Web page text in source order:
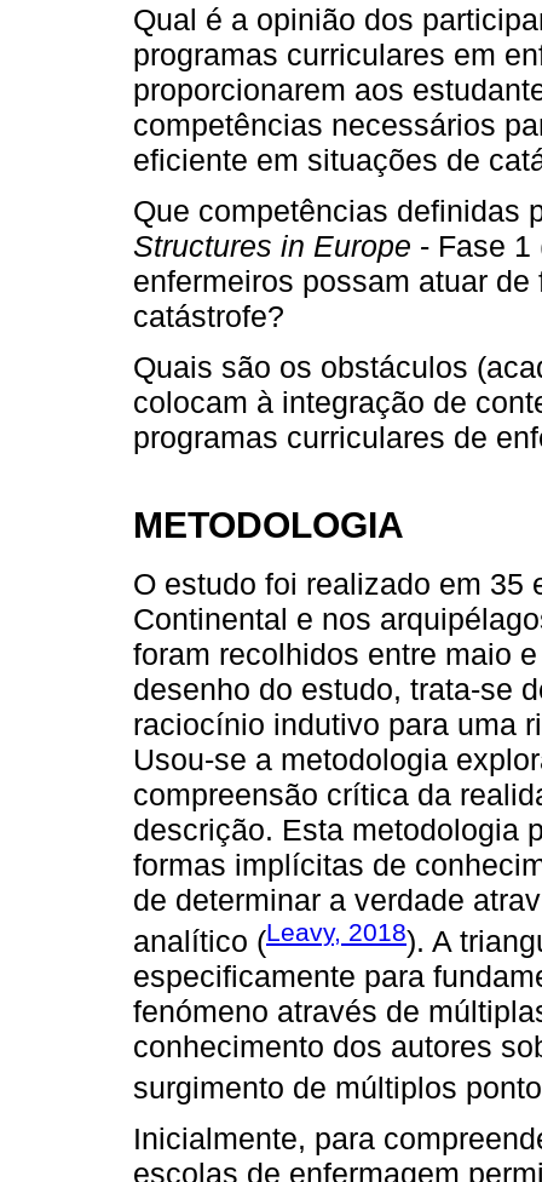
Qual é a opinião dos
programas curriculares em
proporcionarem aos
competências necessários
eficiente em situações de
Que competências definidas
Structures in Europe - Fase 1
enfermeiros possam atuar
catástrofe?
Quais são os obstáculos
colocam à integração de
programas curriculares de
METODOLOGIA
O estudo foi realizado em 35
Continental e nos
foram recolhidos entre maio
desenho do estudo, trata-se
raciocínio indutivo para uma
Usou-se a metodologia
compreensão crítica da
descrição. Esta metodologia
formas implícitas de
de determinar a verdade
analítico (Leavy, 2018). A
especificamente para
fenómeno através de
conhecimento dos autores
surgimento de múltiplos
Inicialmente, para
escolas de enfermagem